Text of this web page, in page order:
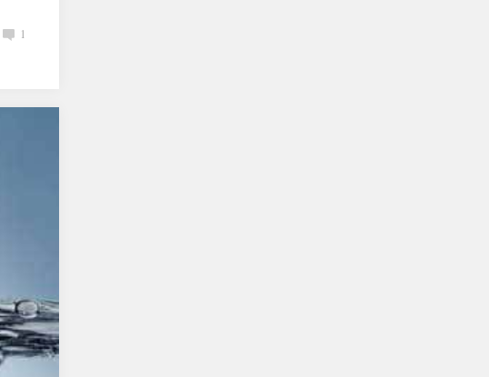
1